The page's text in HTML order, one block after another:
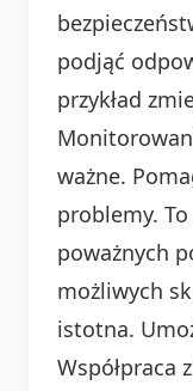
podjąć
przykład
ważne.
problemy.
poważnych
możliwych
istotna.
Współpraca